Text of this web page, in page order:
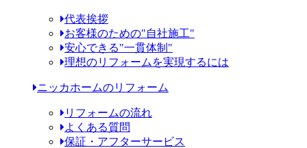
代表挨拶
お客様のための"自社施工"
安心できる"一貫体制"
理想のリフォームを実現するには
ニッカホームのリフォーム
リフォームの流れ
よくある質問
保証・アフターサービス